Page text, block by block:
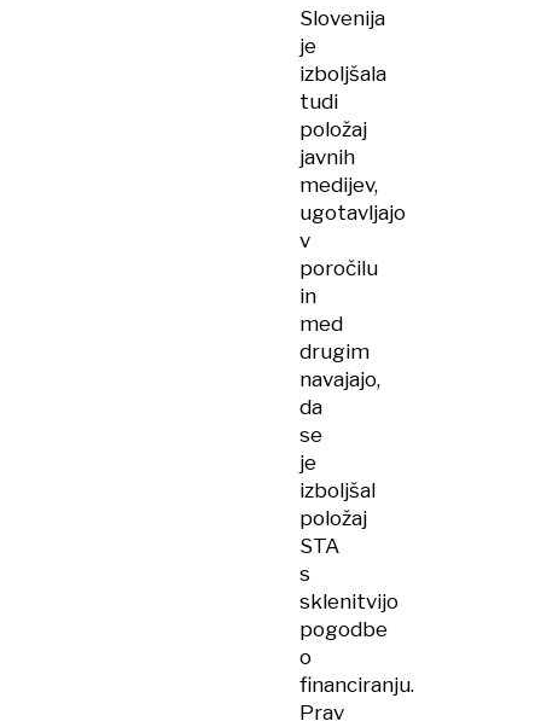
Slovenija
je
izboljšala
tudi
položaj
javnih
medijev,
ugotavljajo
v
poročilu
in
med
drugim
navajajo,
da
se
je
izboljšal
položaj
STA
s
sklenitvijo
pogodbe
o
financiranju.
Prav